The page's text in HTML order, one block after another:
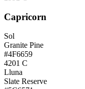
Capricorn
Sol
Granite Pine
#4F6659
4201 C
Lluna
Slate Reserve